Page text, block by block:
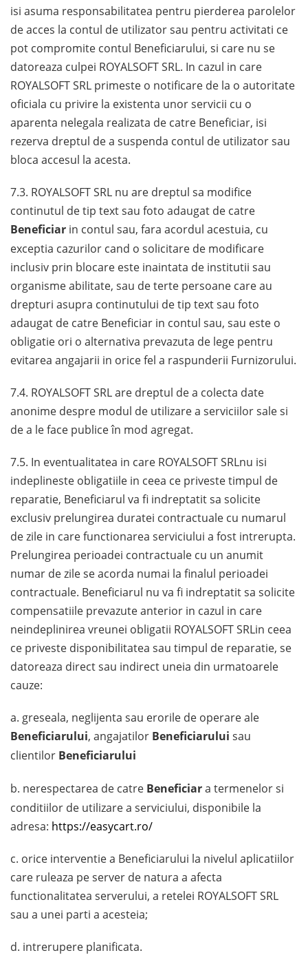
isi asuma responsabilitatea pentru pierderea parolelor
de acces la contul de utilizator sau pentru activitati ce
pot compromite contul Beneficiarului, si care nu se
datoreaza culpei ROYALSOFT SRL. In cazul in care
ROYALSOFT SRL primeste o notificare de la o autoritate
oficiala cu privire la existenta unor servicii cu o
aparenta nelegala realizata de catre Beneficiar, isi
rezerva dreptul de a suspenda contul de utilizator sau
bloca accesul la acesta.
7.3. ROYALSOFT SRL nu are dreptul sa modifice
continutul de tip text sau foto adaugat de catre
Beneficiar in contul sau, fara acordul acestuia, cu
exceptia cazurilor cand o solicitare de modificare
inclusiv prin blocare este inaintata de institutii sau
organisme abilitate, sau de terte persoane care au
drepturi asupra continutului de tip text sau foto
adaugat de catre Beneficiar in contul sau, sau este o
obligatie ori o alternativa prevazuta de lege pentru
evitarea angajarii in orice fel a raspunderii Furnizorului.
7.4. ROYALSOFT SRL are dreptul de a colecta date
anonime despre modul de utilizare a serviciilor sale si
de a le face publice în mod agregat.
7.5. In eventualitatea in care ROYALSOFT SRLnu isi
indeplineste obligatiile in ceea ce priveste timpul de
reparatie, Beneficiarul va fi indreptatit sa solicite
exclusiv prelungirea duratei contractuale cu numarul
de zile in care functionarea serviciului a fost intrerupta.
Prelungirea perioadei contractuale cu un anumit
numar de zile se acorda numai la finalul perioadei
contractuale. Beneficiarul nu va fi indreptatit sa solicite
compensatiile prevazute anterior in cazul in care
neindeplinirea vreunei obligatii ROYALSOFT SRLin ceea
ce priveste disponibilitatea sau timpul de reparatie, se
datoreaza direct sau indirect uneia din urmatoarele
cauze:
a. greseala, neglijenta sau erorile de operare ale
Beneficiarului, angajatilor Beneficiarului sau
clientilor Beneficiarului
b. nerespectarea de catre Beneficiara termenelor si
conditiilor de utilizare a serviciului, disponibile la
adresa: https://easycart.ro/
c. orice interventie a Beneficiarului la nivelul aplicatiilor
care ruleaza pe server de natura a afecta
functionalitatea serverului, a retelei ROYALSOFT SRL
sau a unei parti a acesteia;
d. intrerupere planificata.